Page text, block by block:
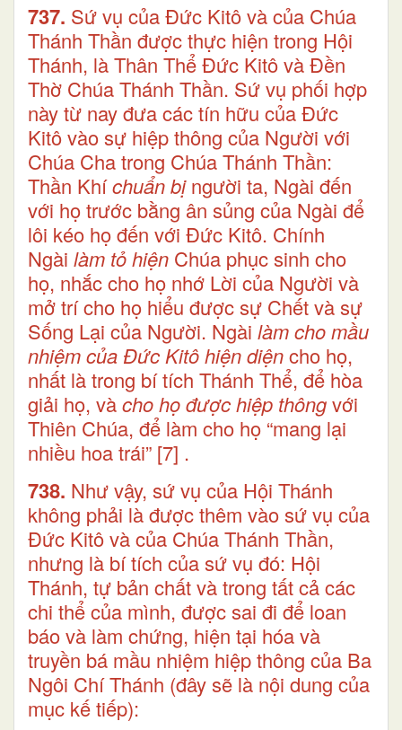
737. Sứ vụ của Đức Kitô và của Chúa
Thánh Thần được thực hiện trong Hội
Thánh, là Thân Thể Đức Kitô và Đền
Thờ Chúa Thánh Thần. Sứ vụ phối hợp
này từ nay đưa các tín hữu của Đức
Kitô vào sự hiệp thông của Người với
Chúa Cha trong Chúa Thánh Thần:
Thần Khíchuẩn bịngười ta, Ngài đến
với họ trước bằng ân sủng của Ngài để
lôi kéo họ đến với Đức Kitô. Chính
Ngài làm tỏ hiện Chúa phục sinh cho
họ, nhắc cho họ nhớ Lời của Người và
mở trí cho họ hiểu được sự Chết và sự
Sống Lại của Người. Ngài làm cho mầu
nhiệm của Đức Kitô hiện diệncho họ,
nhất là trong bí tích Thánh Thể, để hòa
giải họ, vàcho họ được hiệp thôngvới
Thiên Chúa, để làm cho họ “mang lại
nhiều hoa trái” [7] .
738. Như vậy, sứ vụ của Hội Thánh
không phải là được thêm vào sứ vụ của
Đức Kitô và của Chúa Thánh Thần,
nhưng là bí tích của sứ vụ đó: Hội
Thánh, tự bản chất và trong tất cả các
chi thể của mình, được sai đi để loan
báo và làm chứng, hiện tại hóa và
truyền bá mầu nhiệm hiệp thông của Ba
Ngôi Chí Thánh (đây sẽ là nội dung của
mục kế tiếp):